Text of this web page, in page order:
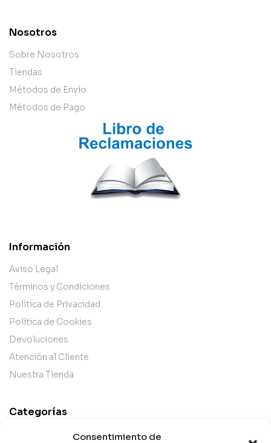
Consentimiento de
Nosotros
Sobre Nosotros
Tiendas
Métodos de Envío
Métodos de Pago
Información
Aviso Legal
Términos y Condiciones
Política de Privacidad
Política de Cookies
Devoluciones
Atención al Cliente
Nuestra Tienda
Categorías